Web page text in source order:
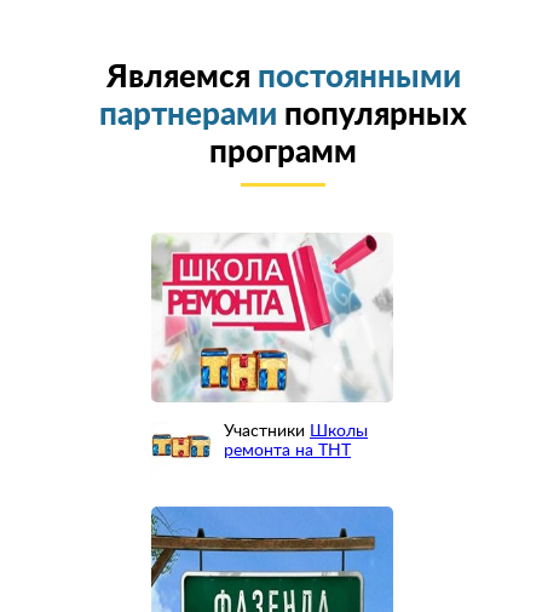
Являемся постоянными
партнерами популярных
программ
Участники Школы
ремонта на ТНТ